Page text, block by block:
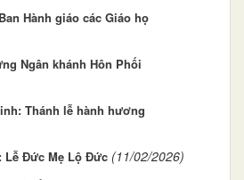
Hành giáo các Giáo họ
Ngân khánh Hôn Phối
Thánh lễ hành hương
Lễ Đức Mẹ Lộ Đức (11/02/2026)